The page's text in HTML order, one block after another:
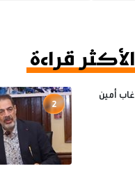
الأكثر قراءة
غاب أمين
2